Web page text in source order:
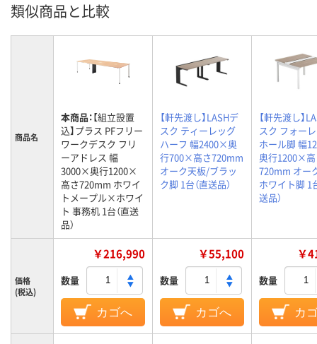
類似商品と比較
商品名
本商品：【組立設置
込】プラス PFフリー
ワークデスク フリ
ーアドレス 幅
3000×奥行1200×
高さ720mm ホワイ
トメープル×ホワイ
ト 事務机 1台（直送
品）
【軒先渡し】LASHデ
スク ティーレッグ
ハーフ 幅2400×奥
行700×高さ720mm
オーク天板/ブラッ
ク脚 1台（直送品）
【軒先渡し】
スク フォー
ホール脚 幅
奥行1200×
720mm オー
ホワイト脚 1
送品）
価格
(税込)
￥216,990
数量
カゴへ
￥55,100
数量
カゴへ
￥
数量
カ